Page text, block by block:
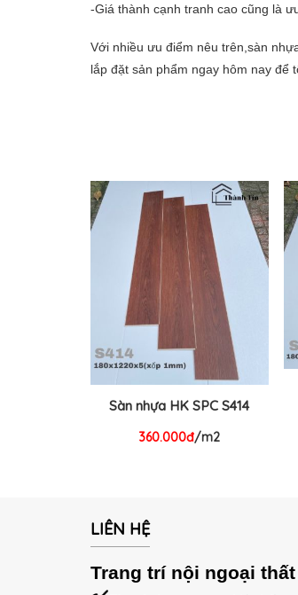
-Giá thành cạnh tranh cao cũng là
Với nhiều ưu điểm nêu trên,sàn
lắp đặt sản phẩm ngay hôm nay để
Sàn nhựa HK SPC S414
360.000đ/m2
LIÊN HỆ
Trang trí nội ngoại